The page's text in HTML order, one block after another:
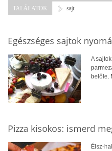
TALÁLATOK sajt
Egészséges sajtok
A
belőle.
Pizza kisokos: ismerd
Élsz-